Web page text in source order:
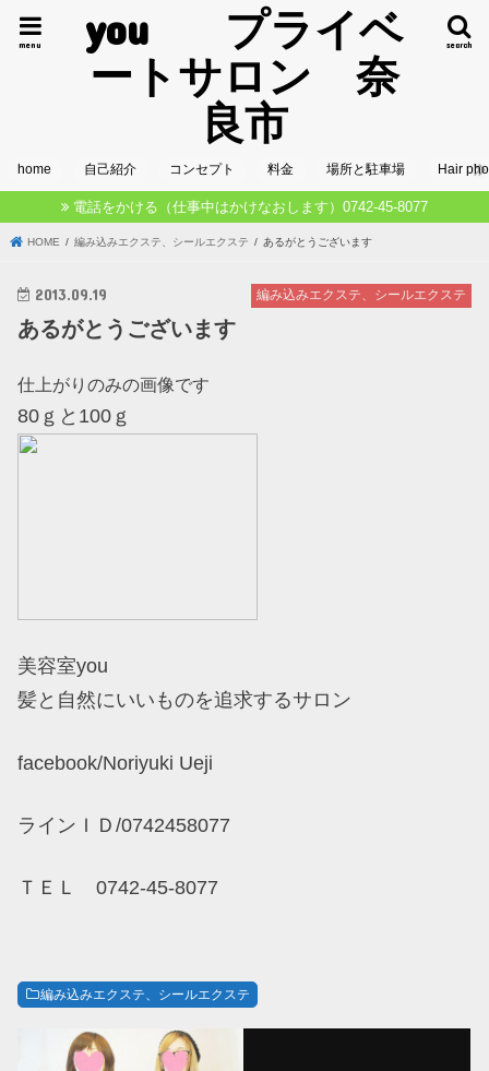
you プライベ
ートサロン 奈
良市
search
menu
home 自己紹介 コンセプト 料金 場所と駐車場 Hair
電話をかける（仕事中はかけなおします）0742-45-8077
HOME 編み込みエクステ、シールエクステ あるがとうございます
編み込みエクステ、シールエクステ
2013.09.19
あるがとうございます
仕上がりのみの画像です
80ｇと100ｇ
美容室you
髪と自然にいいものを追求するサロン
facebook/Noriyuki Ueji
ラインＩＤ/0742458077
ＴＥＬ 0742-45-8077
編み込みエクステ、シールエクステ